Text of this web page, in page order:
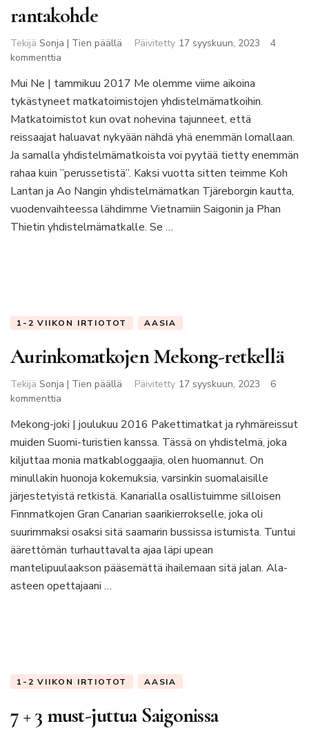
rantakohde
Tekijä Sonja | Tien päällä Päivitetty 17 syyskuun, 2023
4
kommenttia
Ne
on
Etelä-
leppoisa
rantakohde
Mui Ne | tammikuu 2017 Me olemme viime aikoina
tykästyneet matkatoimistojen yhdistelmämatkoihin.
Matkatoimistot kun ovat nohevina tajunneet, että
reissaajat haluavat nykyään nähdä yhä enemmän lomallaan.
Ja samalla yhdistelmämatkoista voi pyytää tietty enemmän
rahaa kuin ”perussetistä”. Kaksi vuotta sitten teimme Koh
Lantan ja Ao Nangin yhdistelmämatkan Tjäreborgin kautta,
vuodenvaihteessa lähdimme Vietnamiin Saigonin ja Phan
Thietin yhdistelmämatkalle. Se …
1-2 VIIKON IRTIOTOT AASIA
Aurinkomatkojen Mekong-retkellä
Tekijä Sonja | Tien päällä Päivitetty 17 syyskuun, 2023
6
kommenttia
Mekong-
retkellä
Mekong-joki | joulukuu 2016 Pakettimatkat ja ryhmäreissut
muiden Suomi-turistien kanssa. Tässä on yhdistelmä, joka
kiljuttaa monia matkabloggaajia, olen huomannut. On
minullakin huonoja kokemuksia, varsinkin suomalaisille
järjestetyistä retkistä. Kanarialla osallistuimme silloisen
Finnmatkojen Gran Canarian saarikierrokselle, joka oli
suurimmaksi osaksi sitä saamarin bussissa istumista. Tuntui
äärettömän turhauttavalta ajaa läpi upean
mantelipuulaakson pääsemättä ihailemaan sitä jalan. Ala-
asteen opettajaani …
1-2 VIIKON IRTIOTOT AASIA
7 + 3 must-juttua Saigonissa